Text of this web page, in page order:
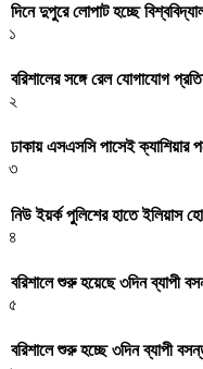
দিনে দুপুরে লোপাট হচ্ছে
১
বরিশালের সঙ্গে রেল যোগাযোগ
২
ঢাকায় এসএসসি পাসেই ক্যাশিয়ার
৩
নিউ ইয়র্ক পুলিশের হাতে ইলিয়াস
৪
বরিশালে শুরু হয়েছে ৩দিন ব্যাপী
৫
বরিশালে শুরু হচ্ছে ৩দিন ব্যাপী